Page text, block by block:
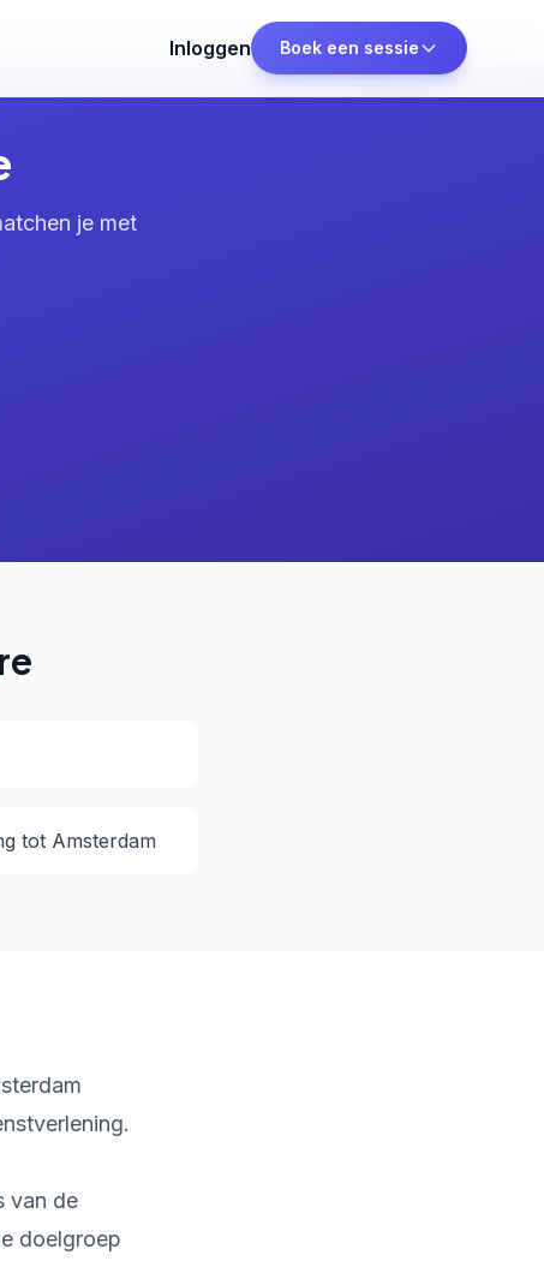
Inloggen Boek een sessie
je met
tot Amsterdam
van de
doelgroep